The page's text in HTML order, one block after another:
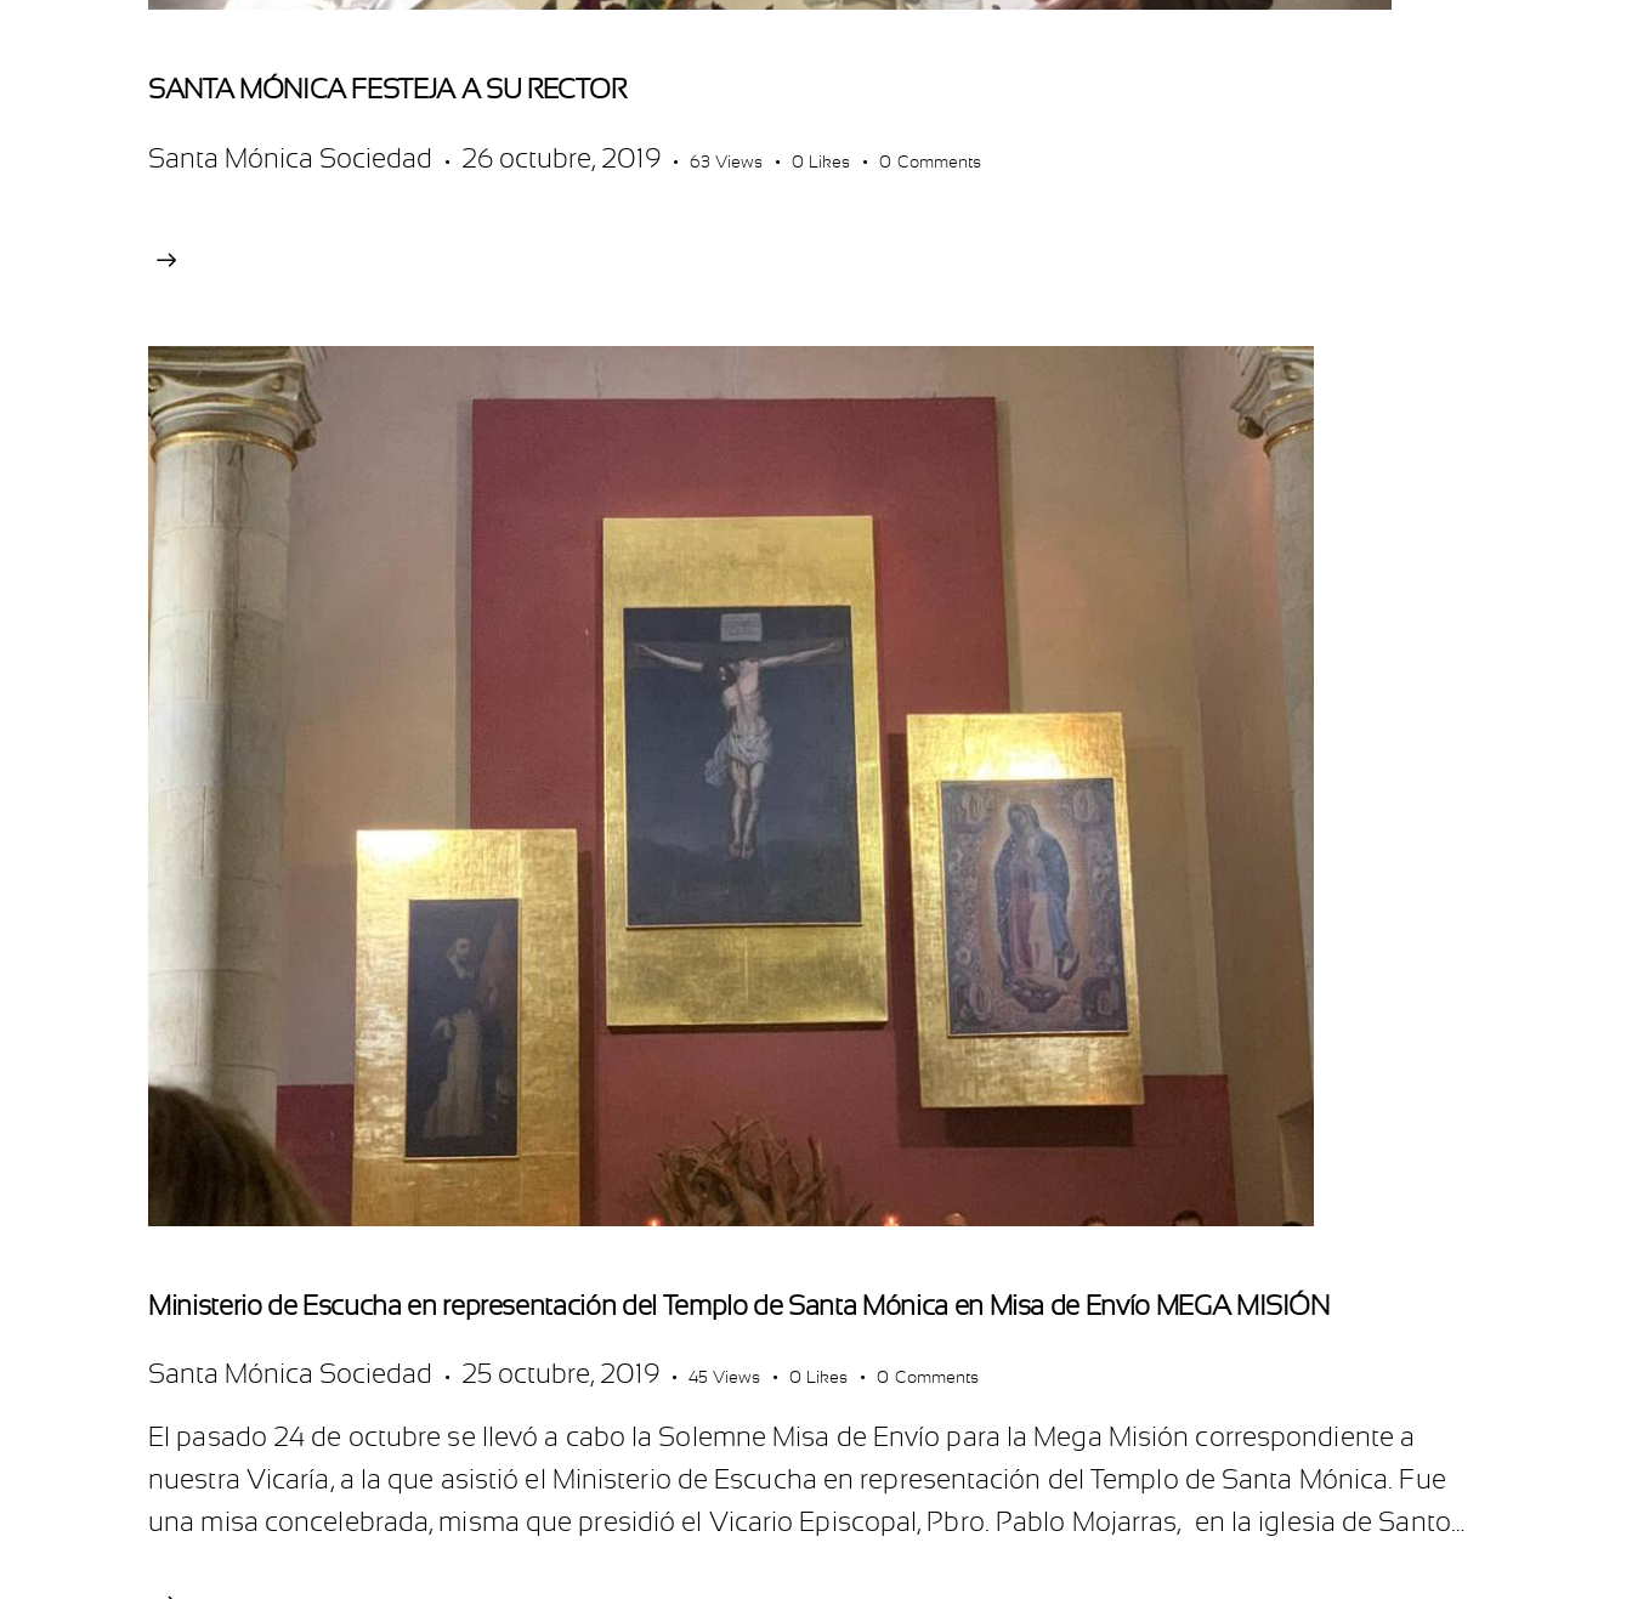
SANTA MÓNICA FESTEJA A SU RECTOR
Santa Mónica Sociedad 26 octubre, 2019 63 Views 0 Likes 0 Comments
Ministerio de Escucha en representación del Templo de Santa Mónica en Misa de Envío MEGA MISIÓN
Santa Mónica Sociedad 25 octubre, 2019 45 Views 0 Likes 0 Comments
El pasado 24 de octubre se llevó a cabo la Solemne Misa de Envío para la Mega Misión correspondiente a
nuestra Vicaría, a la que asistió el Ministerio de Escucha en representación del Templo de Santa Mónica. Fue
una misa concelebrada, misma que presidió el Vicario Episcopal, Pbro. Pablo Mojarras, en la iglesia de Santo…